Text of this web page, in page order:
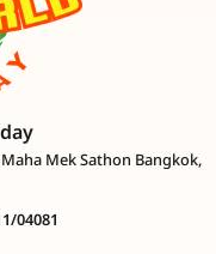
Mek Sathon Bangkok,
04081